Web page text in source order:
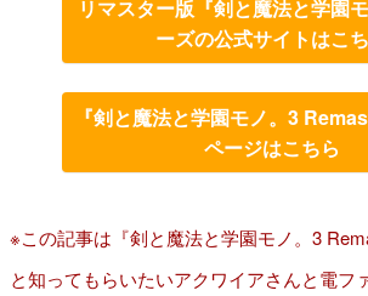
リマスター版『剣と魔法と学園
ーズの公式サイトはこ
『剣と魔法と学園モノ。3
ページはこちら
※この記事は『剣と魔法と学園モノ。3
と知ってもらいたいアクワイアさんと電フ